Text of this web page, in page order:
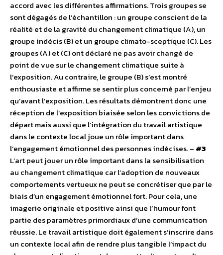
accord avec les différentes affirmations. Trois groupes se
sont dégagés de l’échantillon : un groupe conscient de la
réalité et de la gravité du changement climatique (A), un
groupe indécis (B) et un groupe climato-sceptique (C). Les
groupes (A) et (C) ont déclaré ne pas avoir changé de
point de vue sur le changement climatique suite à
l’exposition. Au contraire, le groupe (B) s’est montré
enthousiaste et affirme se sentir plus concerné par l’enjeu
qu’avant l’exposition. Les résultats démontrent donc une
réception de l’exposition biaisée selon les convictions de
départ mais aussi que l’intégration du travail artistique
dans le contexte local joue un rôle important dans
l’engagement émotionnel des personnes indécises. – #3
L’art peut jouer un rôle important dans la sensibilisation
au changement climatique car l’adoption de nouveaux
comportements vertueux ne peut se concrétiser que par le
biais d’un engagement émotionnel fort. Pour cela, une
imagerie originale et positive ainsi que l’humour font
partie des paramètres primordiaux d’une communication
réussie. Le travail artistique doit également s’inscrire dans
un contexte local afin de rendre plus tangible l’impact du